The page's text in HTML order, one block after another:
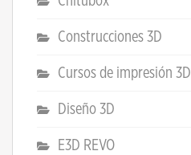
Construcciones 3D
Cursos de impresión 3D
Diseño 3D
E3D REVO